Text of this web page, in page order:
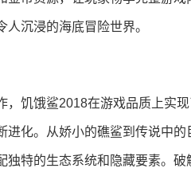
沉浸的海底冒险世界。
，饥饿鲨2018在游戏品质上实
化。从娇小的礁鲨到传说中
独特的生态系统和隐藏要素。